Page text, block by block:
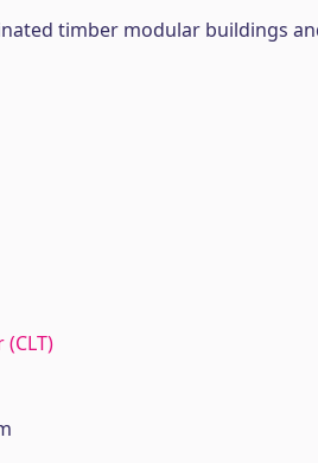
timber modular buildings